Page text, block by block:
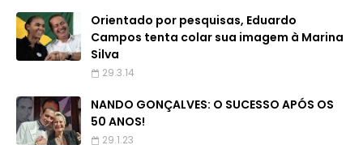
Orientado por pesquisas, Eduardo
Campos tenta colar sua imagem à Marina
Silva
29.3.14
NANDO GONÇALVES: O SUCESSO APÓS OS
50 ANOS!
29.1.23